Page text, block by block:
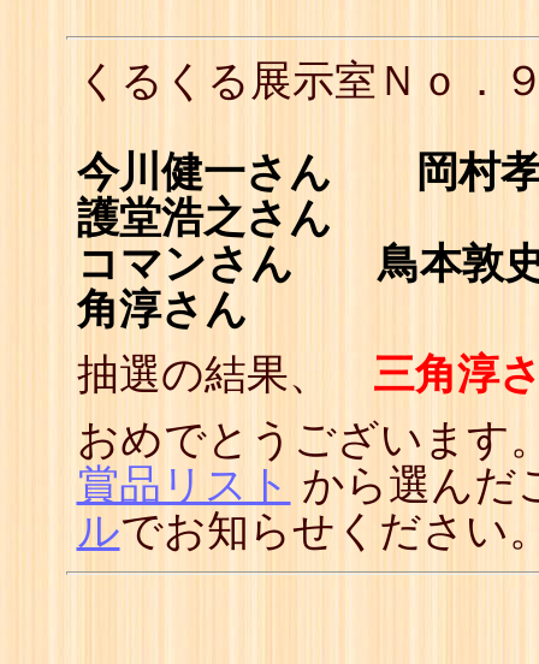
くるくる展示室Ｎｏ
今川健一さん 岡
護堂浩之さん
コマンさん 鳥本
角淳さん
抽選の結果、 三角淳
おめでとうございます
賞品リスト から選んだ
ルでお知らせください